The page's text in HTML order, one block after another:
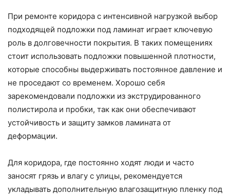
При ремонте коридора с интенсивной нагрузкой выбор
подходящей подложки под ламинат играет ключевую
роль в долговечности покрытия. В таких помещениях
стоит использовать подложки повышенной плотности,
которые способны выдерживать постоянное давление и
не проседают со временем. Хорошо себя
зарекомендовали подложки из экструдированного
полистирола и пробки, так как они обеспечивают
устойчивость и защиту замков ламината от
деформации.
Для коридора, где постоянно ходят люди и часто
заносят грязь и влагу с улицы, рекомендуется
укладывать дополнительную влагозащитную пленку под